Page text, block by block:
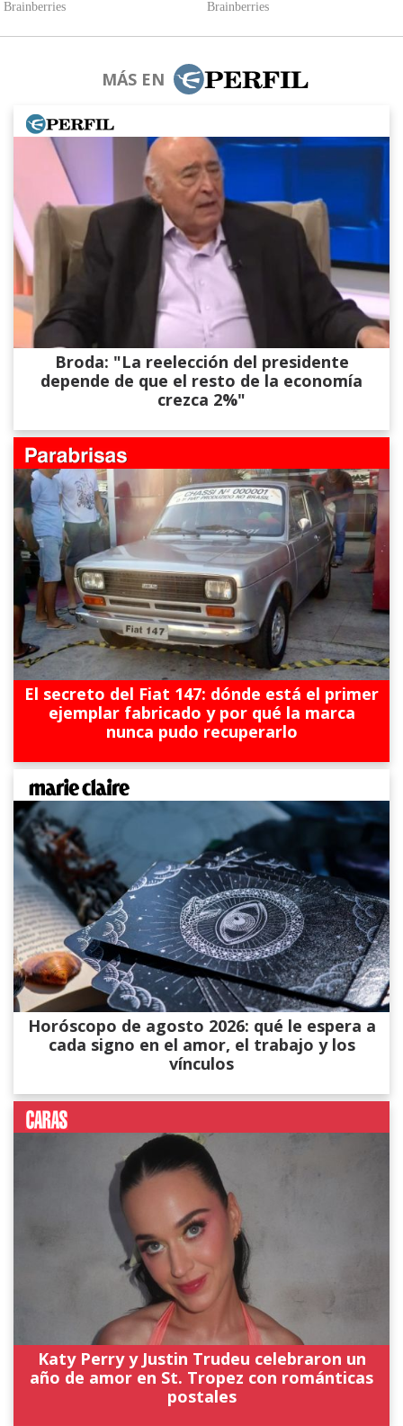
MÁS EN
Broda: "La reelección del presidente
depende de que el resto de la economía
crezca 2%"
El secreto del Fiat 147: dónde está el primer
ejemplar fabricado y por qué la marca
nunca pudo recuperarlo
Horóscopo de agosto 2026: qué le espera a
cada signo en el amor, el trabajo y los
vínculos
Katy Perry y Justin Trudeu celebraron un
año de amor en St. Tropez con románticas
postales